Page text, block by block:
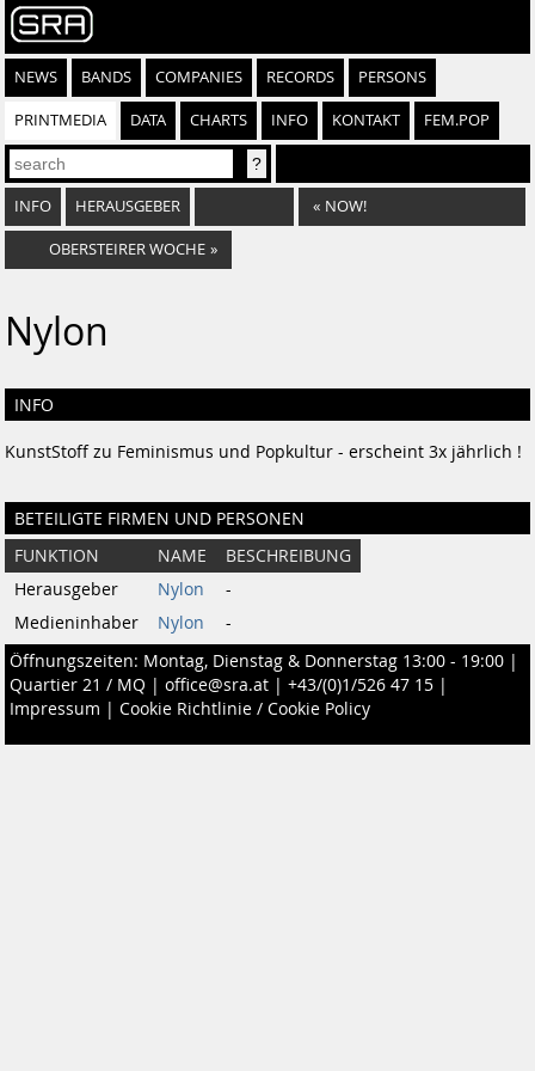
NEWS BANDS COMPANIES RECORDS PERSONS
PRINTMEDIA DATA CHARTS INFO KONTAKT FEM.POP
INFO HERAUSGEBER « NOW!
OBERSTEIRER WOCHE »
Nylon
INFO
KunstStoff zu Feminismus und Popkultur - erscheint 3x jährlich !
BETEILIGTE FIRMEN UND PERSONEN
FUNKTION NAME
BESCHREIBUNG
Herausgeber
Nylon
-
Medieninhaber
Nylon
-
Öffnungszeiten: Montag, Dienstag & Donnerstag 13:00 - 19:00 |
Quartier 21 / MQ | office@sra.at | +43/(0)1/526 47 15 |
Impressum | Cookie Richtlinie / Cookie Policy